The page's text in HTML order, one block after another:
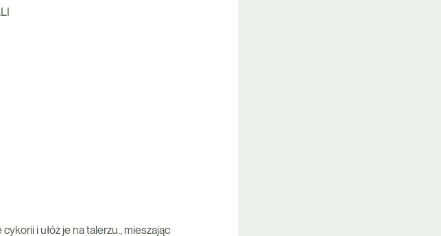
i ułóż je na talerzu., mieszając